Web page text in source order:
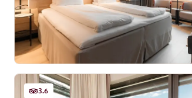
3.6